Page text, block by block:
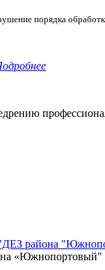
порядка
района
«Южнопортовый"